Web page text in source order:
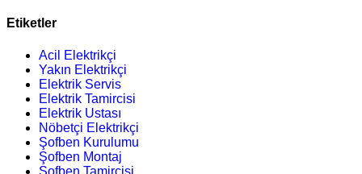
Etiketler
Acil Elektrikçi
Yakın Elektrikçi
Elektrik Servis
Elektrik Tamircisi
Elektrik Ustası
Nöbetçi Elektrikçi
Şofben Kurulumu
Şofben Montaj
Şofben Tamircisi